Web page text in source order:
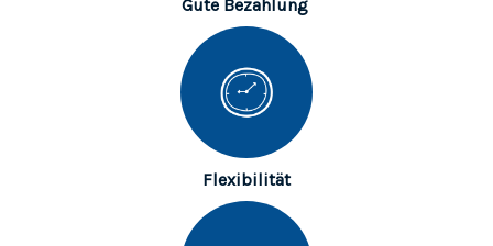
Gute Bezahlung
Flexibilität